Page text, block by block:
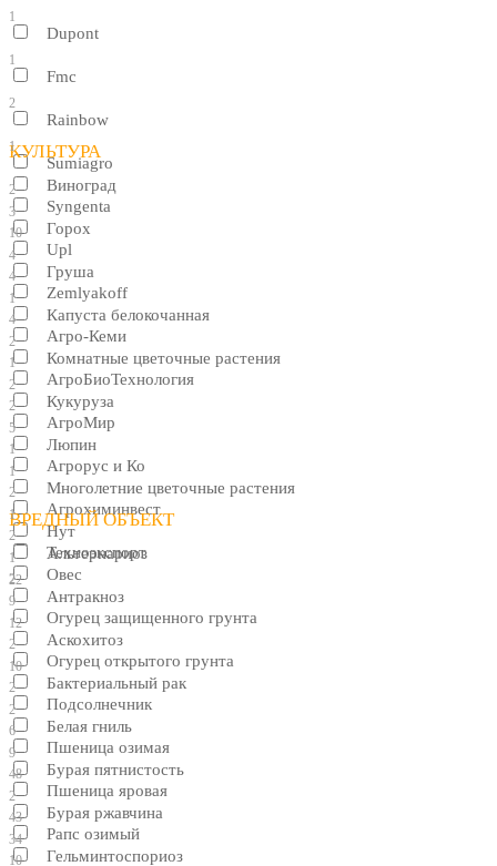
1
Dupont
1
Fmc
2
Rainbow
1
Sumiagro
2
Syngenta
10
Upl
4
Zemlyakoff
4
Агро-Кеми
1
АгроБиоТехнология
2
АгроМир
1
Агрорус и Ко
2
Агрохиминвест
2
Техноэкспорт
2
КУЛЬТУРА
Виноград
3
Горох
4
Груша
1
Капуста белокочанная
2
Комнатные цветочные растения
2
Кукуруза
5
Люпин
1
Многолетние цветочные растения
1
Нут
1
Овес
9
Огурец защищенного грунта
2
Огурец открытого грунта
2
Подсолнечник
6
Пшеница озимая
48
Пшеница яровая
43
Рапс озимый
10
ВРЕДНЫЙ ОБЪЕКТ
Альтернариоз
22
Антракноз
12
Аскохитоз
10
Бактериальный рак
2
Белая гниль
9
Бурая пятнистость
2
Бурая ржавчина
34
Гельминтоспориоз